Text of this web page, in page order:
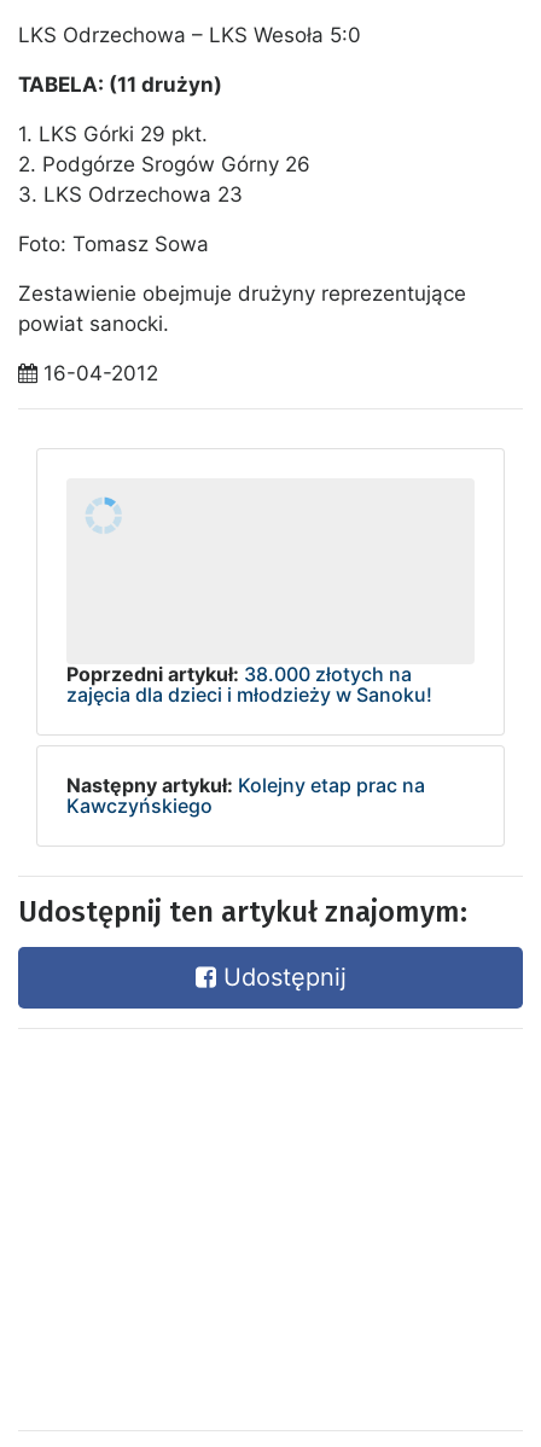
LKS Odrzechowa – LKS Wesoła 5:0
TABELA: (11 drużyn)
1. LKS Górki 29 pkt.
2. Podgórze Srogów Górny 26
3. LKS Odrzechowa 23
Foto: Tomasz Sowa
Zestawienie obejmuje drużyny reprezentujące
powiat sanocki.
16-04-2012
Poprzedni artykuł: 38.000 złotych na
zajęcia dla dzieci i młodzieży w Sanoku!
Następny artykuł: Kolejny etap prac na
Kawczyńskiego
Udostępnij ten artykuł znajomym:
Udostępnij